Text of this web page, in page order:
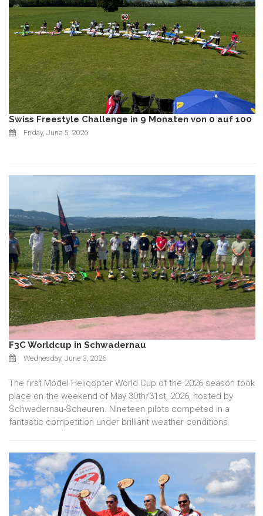
Swiss Freestyle Challenge in 9 Monaten von 0 auf 100
Friday, June 5, 2026
F3C Worldcup in Schwadernau
Wednesday, June 3, 2026
The first Model Helicopter World Cup of the 2026 season took
place on the weekend of May 30th/31st, 2026, hosted by
Schwadernau-Scheuren. Nineteen pilots competed in a
fantastic competition under brilliant weather conditions.